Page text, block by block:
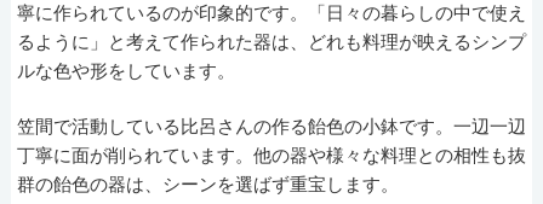
寧に作られているのが印象的です。「日々の暮らしの中で使え
るように」と考えて作られた器は、どれも料理が映えるシンプ
ルな色や形をしています。
笠間で活動している比呂さんの作る飴色の小鉢です。一辺一辺
丁寧に面が削られています。他の器や様々な料理との相性も抜
群の飴色の器は、シーンを選ばず重宝します。